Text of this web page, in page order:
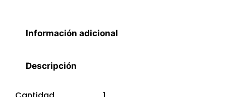
Información adicional
Descripción